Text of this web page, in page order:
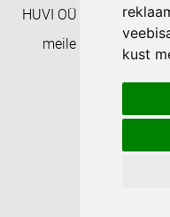
kust
HUVI OÜ
meile numbril +372